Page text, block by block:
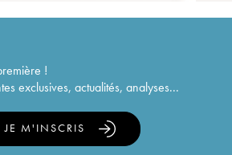
!
exclusives, actualités, analyses...
JE M'INSCRIS